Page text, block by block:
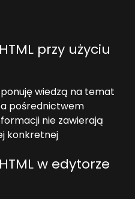
przy użyciu
wiedzą na temat
pośrednictwem
nie zawierają
konkretnej
w edytorze